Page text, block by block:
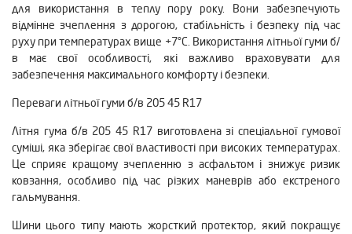
для використання в теплу пору року. Вони забезпечують
відмінне зчеплення з дорогою, стабільність і безпеку під час
руху при температурах вище +7°C. Використання літньої гуми б/
в має свої особливості, які важливо враховувати для
забезпечення максимального комфорту і безпеки.
Переваги літньої гуми б/в 205 45 R17
Літня гума б/в 205 45 R17 виготовлена зі спеціальної гумової
суміші, яка зберігає свої властивості при високих температурах.
Це сприяє кращому зчепленню з асфальтом і знижує ризик
ковзання, особливо під час різких маневрів або екстреного
гальмування.
Шини цього типу мають жорсткий протектор, який покращує